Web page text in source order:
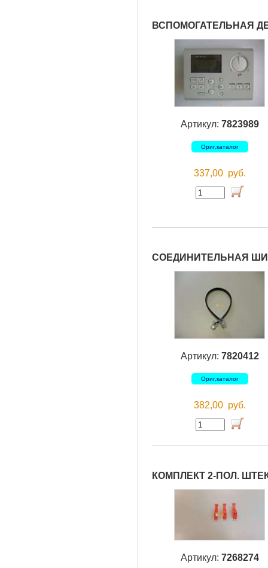
ВСПОМОГАТЕЛЬНАЯ
Артикул: 7823989
Ориг.каталог
337,00 руб.
СОЕДИНИТЕЛЬНАЯ
Артикул: 7820412
Ориг.каталог
382,00 руб.
КОМПЛЕКТ 2-ПОЛ.
Артикул: 7268274